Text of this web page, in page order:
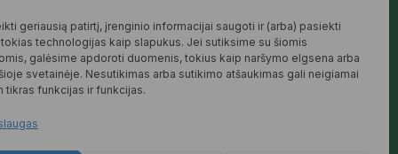
geriausią patirtį, įrenginio informacijai saugoti ir (arba) pasiekti
technologijas kaip slapukus. Jei sutiksime su šiomis
galėsime apdoroti duomenis, tokius kaip naršymo elgsena arba
svetainėje. Nesutikimas arba sutikimo atšaukimas gali neigiamai
tikras funkcijas ir funkcijas.
draugiškos tiek Jums, tiek gamtai.
SKAITYTI DAUGIAU